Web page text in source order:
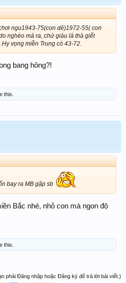
ngu1943-75(con dê)1972-55( con
nghèo mà ra, chứ giàu là thà giết
vọng miền Trung có 43-72.
bang hông?!
this.
bay ra MB gặp sb
Bắc nhé, nhỏ con mà ngon độ
this.
phải Đăng nhập hoặc Đăng ký để trả lời bài viết.)